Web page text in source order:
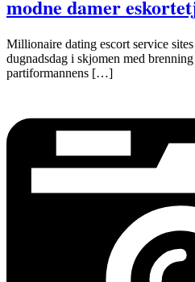
modne damer
Millionaire dating escort service
dugnadsdag i skjomen med
partiformannens […]